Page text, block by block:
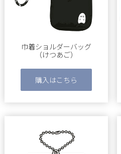
巾着ショルダーバッグ
（けつあご）
購入はこちら